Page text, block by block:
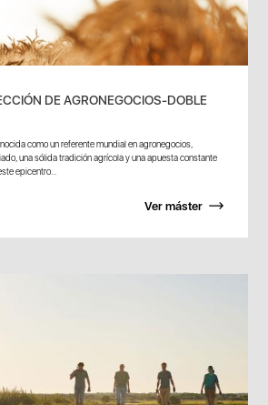
DE AGRONEGOCIOS-DOBLE
como un referente mundial en agronegocios,
una sólida tradición agrícola y una apuesta constante
epicentro...
Ver máster